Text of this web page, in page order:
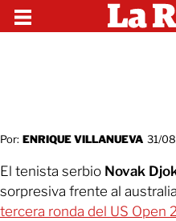
Por: ENRIQUE VILLANUEVA 31/
El tenista serbio Novak
sorpresiva frente al
tercera ronda del US Open